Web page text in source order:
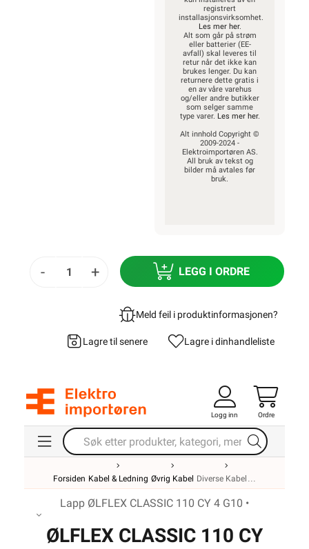
registrert
installasjonsvirksomhet.
Les mer her.
Alt som går på strøm
eller batterier (EE-
avfall) skal leveres til
retur når det ikke kan
brukes lenger. Du kan
returnere dette gratis i
en av våre varehus
og/eller andre butikker
som selger samme
type varer. Les mer her.
Alt innhold Copyright ©
2009-2024 -
Elektroimportøren AS.
All bruk av tekst og
bilder må avtales før
bruk.
- + LEGG I ORDRE
Meld feil i produktinformasjonen?
Lagre til senere Lagre i dinhandleliste
Logg inn Ordre
Forsiden Kabel & Ledning Øvrig Kabel Diverse Kabel
Lapp ØLFLEX CLASSIC 110 CY 4 G10 •
ØLFLEX CLASSIC 110 CY